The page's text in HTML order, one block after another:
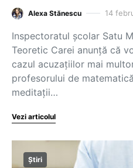
Alexa Stănescu 14
Inspectoratul școlar Satu
Teoretic Carei anunță că
cazul acuzațiilor mai
profesorului de
meditații…
Vezi articolul
Știri